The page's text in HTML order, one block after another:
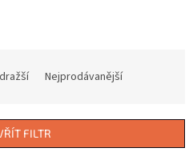
Nejprodávanější
FILTR